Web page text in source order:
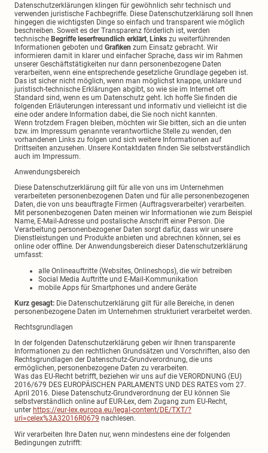
Datenschutzerklärungen klingen für gewöhnlich sehr technisch und
verwenden juristische Fachbegriffe. Diese Datenschutzerklärung soll Ihnen
hingegen die wichtigsten Dinge so einfach und transparent wie möglich
beschreiben. Soweit es der Transparenz förderlich ist, werden
technische Begriffe leserfreundlich erklärt, Links zu weiterführenden
Informationen geboten und Grafiken zum Einsatz gebracht. Wir
informieren damit in klarer und einfacher Sprache, dass wir im Rahmen
unserer Geschäftstätigkeiten nur dann personenbezogene Daten
verarbeiten, wenn eine entsprechende gesetzliche Grundlage gegeben ist.
Das ist sicher nicht möglich, wenn man möglichst knappe, unklare und
juristisch-technische Erklärungen abgibt, so wie sie im Internet oft
Standard sind, wenn es um Datenschutz geht. Ich hoffe Sie finden die
folgenden Erläuterungen interessant und informativ und vielleicht ist die
eine oder andere Information dabei, die Sie noch nicht kannten.
Wenn trotzdem Fragen bleiben, möchten wir Sie bitten, sich an die unten
bzw. im Impressum genannte verantwortliche Stelle zu wenden, den
vorhandenen Links zu folgen und sich weitere Informationen auf
Drittseiten anzusehen. Unsere Kontaktdaten finden Sie selbstverständlich
auch im Impressum.
Anwendungsbereich
Diese Datenschutzerklärung gilt für alle von uns im Unternehmen
verarbeiteten personenbezogenen Daten und für alle personenbezogenen
Daten, die von uns beauftragte Firmen (Auftragsverarbeiter) verarbeiten.
Mit personenbezogenen Daten meinen wir Informationen wie zum Beispiel
Name, E-Mail-Adresse und postalische Anschrift einer Person. Die
Verarbeitung personenbezogener Daten sorgt dafür, dass wir unsere
Dienstleistungen und Produkte anbieten und abrechnen können, sei es
online oder offline. Der Anwendungsbereich dieser Datenschutzerklärung
umfasst:
alle Onlineauftritte (Websites, Onlineshops), die wir betreiben
Social Media Auftritte und E-Mail-Kommunikation
mobile Apps für Smartphones und andere Geräte
Kurz gesagt: Die Datenschutzerklärung gilt für alle Bereiche, in denen
personenbezogene Daten im Unternehmen strukturiert verarbeitet werden.
Rechtsgrundlagen
In der folgenden Datenschutzerklärung geben wir Ihnen transparente
Informationen zu den rechtlichen Grundsätzen und Vorschriften, also den
Rechtsgrundlagen der Datenschutz-Grundverordnung, die uns
ermöglichen, personenbezogene Daten zu verarbeiten.
Was das EU-Recht betrifft, beziehen wir uns auf die VERORDNUNG (EU)
2016/679 DES EUROPÄISCHEN PARLAMENTS UND DES RATES vom 27.
April 2016. Diese Datenschutz-Grundverordnung der EU können Sie
selbstverständlich online auf EUR-Lex, dem Zugang zum EU-Recht,
unter https://eur-lex.europa.eu/legal-content/DE/TXT/?
uri=celex%3A32016R0679 nachlesen.
Wir verarbeiten Ihre Daten nur, wenn mindestens eine der folgenden
Bedingungen zutrifft: